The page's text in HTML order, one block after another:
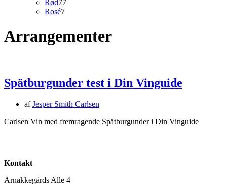
Rød7777
Rosé77
Arrangementer
Spätburgunder test i Din Vinguide
afJesper Smith Carlsen
Carlsen Vin med fremragende Spätburgunder i Din Vinguide
Kontakt
Arnakkegårds Alle 4